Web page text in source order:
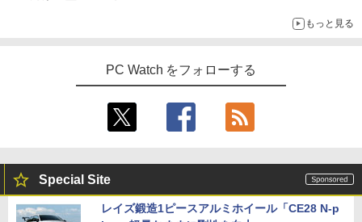
もっと見る
PC Watch をフォローする
Special Site
レイズ鍛造1ピースアルミホイール「CE28 N-p